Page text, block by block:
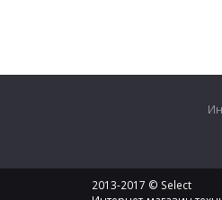
2013-2017 © Select